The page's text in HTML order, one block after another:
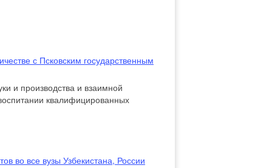
с Псковским государственным
и производства и взаимной
квалифицированных
во все вузы Узбекистана, России